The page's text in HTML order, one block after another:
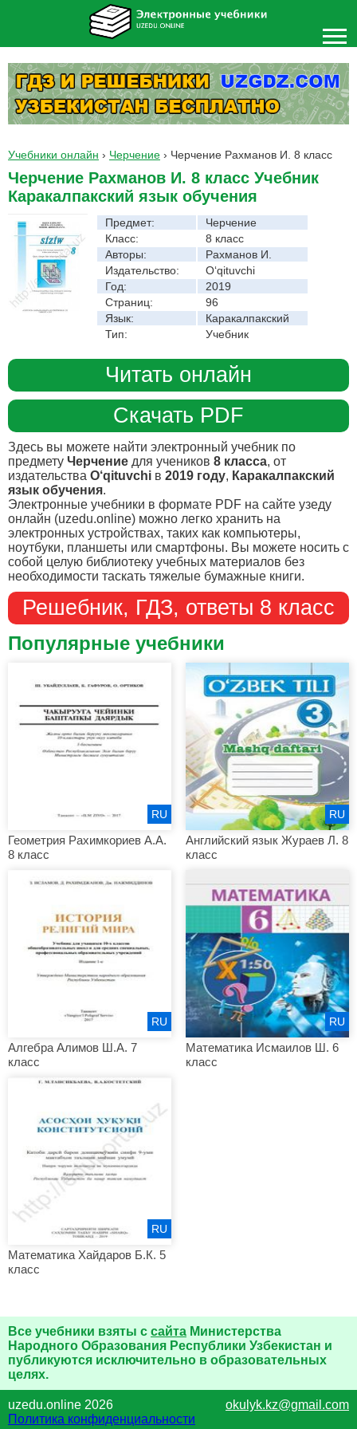
Учебники онлайн › Черчение › Черчение Рахманов И. 8 класс
Черчение Рахманов И. 8 класс Учебник
Каракалпакский язык обучения
Предмет:
Черчение
Класс:
8 класс
Авторы:
Рахманов И.
Издательство:
O‘qituvchi
Год:
2019
Страниц:
96
Язык:
Каракалпакский
Тип:
Учебник
Читать онлайн
Скачать PDF
Здесь вы можете найти электронный учебник по
предмету Черчение для учеников 8 класса, от
издательства O‘qituvchi в 2019 году, Каракалпакский
язык обучения.
Электронные учебники в формате PDF на сайте узеду
онлайн (uzedu.online) можно легко хранить на
электронных устройствах, таких как компьютеры,
ноутбуки, планшеты или смартфоны. Вы можете носить с
собой целую библиотеку учебных материалов без
необходимости таскать тяжелые бумажные книги.
Решебник, ГДЗ, ответы 8 класс
Популярные учебники
Геометрия Рахимкориев А.А.
8 класс
RU
Английский язык Жураев Л. 8
класс
RU
Алгебра Алимов Ш.А. 7
класс
RU
Математика Исмаилов Ш. 6
класс
RU
Математика Хайдаров Б.К. 5
класс
RU
Все учебники взяты с сайта Министерства
Народного Образования Республики Узбекистан и
публикуются исключительно в образовательных
целях.
uzedu.online 2026
okulyk.kz@gmail.com
Политика конфиденциальности